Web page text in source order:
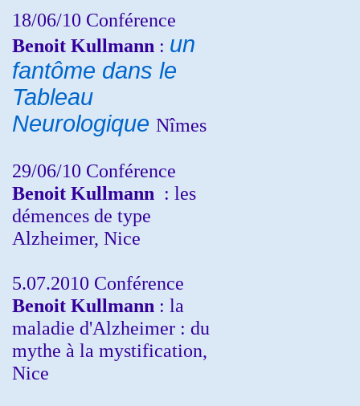
18/06/10 Conférence
Benoit Kullmann : un
fantôme dans le
Tableau
Neurologique Nîmes
29/06/10 Conférence
Benoit Kullmann : les
démences de type
Alzheimer, Nice
5.07.2010 Conférence
Benoit Kullmann : la
maladie d'Alzheimer : du
mythe à la mystification,
Nice